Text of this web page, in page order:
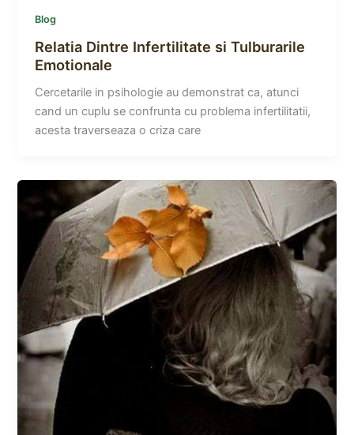
Blog
Relatia Dintre Infertilitate si Tulburarile
Emotionale
Cercetarile in psihologie au demonstrat ca, atunci
cand un cuplu se confrunta cu problema infertilitatii,
acesta traverseaza o criza care